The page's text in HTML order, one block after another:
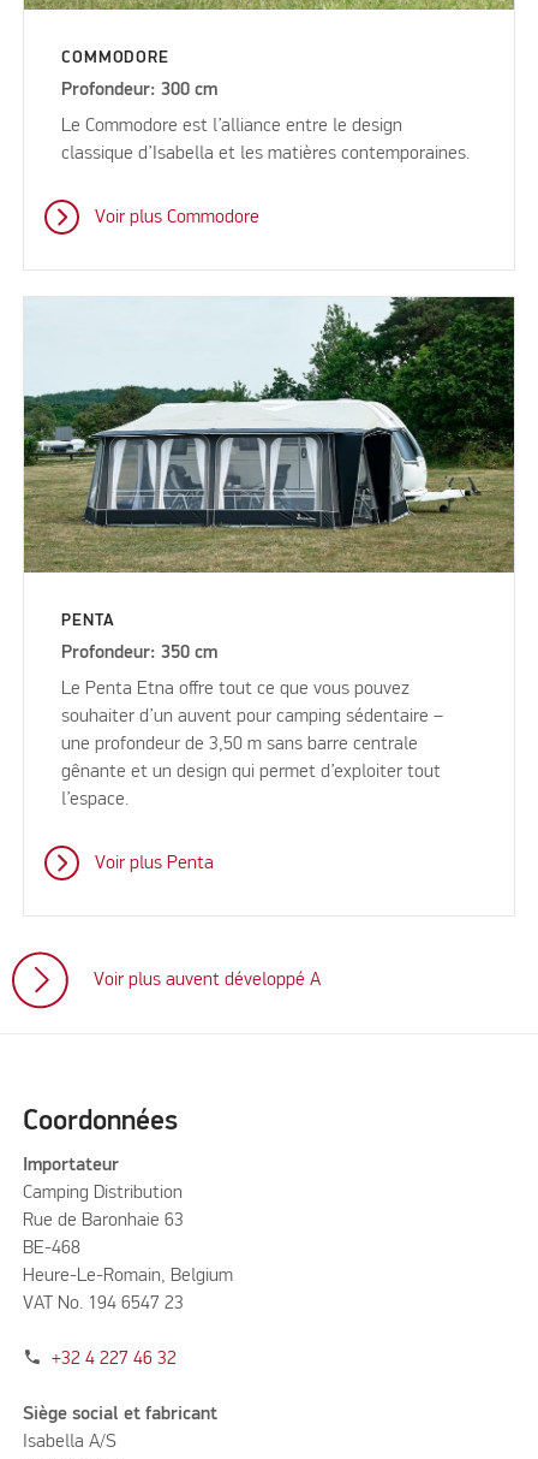
COMMODORE
Profondeur: 300 cm
Le Commodore est l’alliance entre le design
classique d’Isabella et les matières contemporaines.
Voir plus Commodore
PENTA
Profondeur: 350 cm
Le Penta Etna offre tout ce que vous pouvez
souhaiter d’un auvent pour camping sédentaire –
une profondeur de 3,50 m sans barre centrale
gênante et un design qui permet d’exploiter tout
l’espace.
Voir plus Penta
Voir plus auvent développé A
Coordonnées
Importateur
Camping Distribution
Rue de Baronhaie 63
BE-468
Heure-Le-Romain, Belgium
VAT No. 194 6547 23
phone +32 4 227 46 32
Siège social et fabricant
Isabella A/S